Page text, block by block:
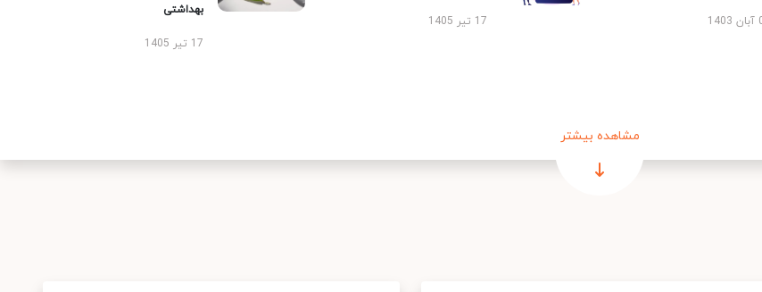
17 تیر 1405
بهداشتی
17 تیر 1405
مشاهده بیشتر